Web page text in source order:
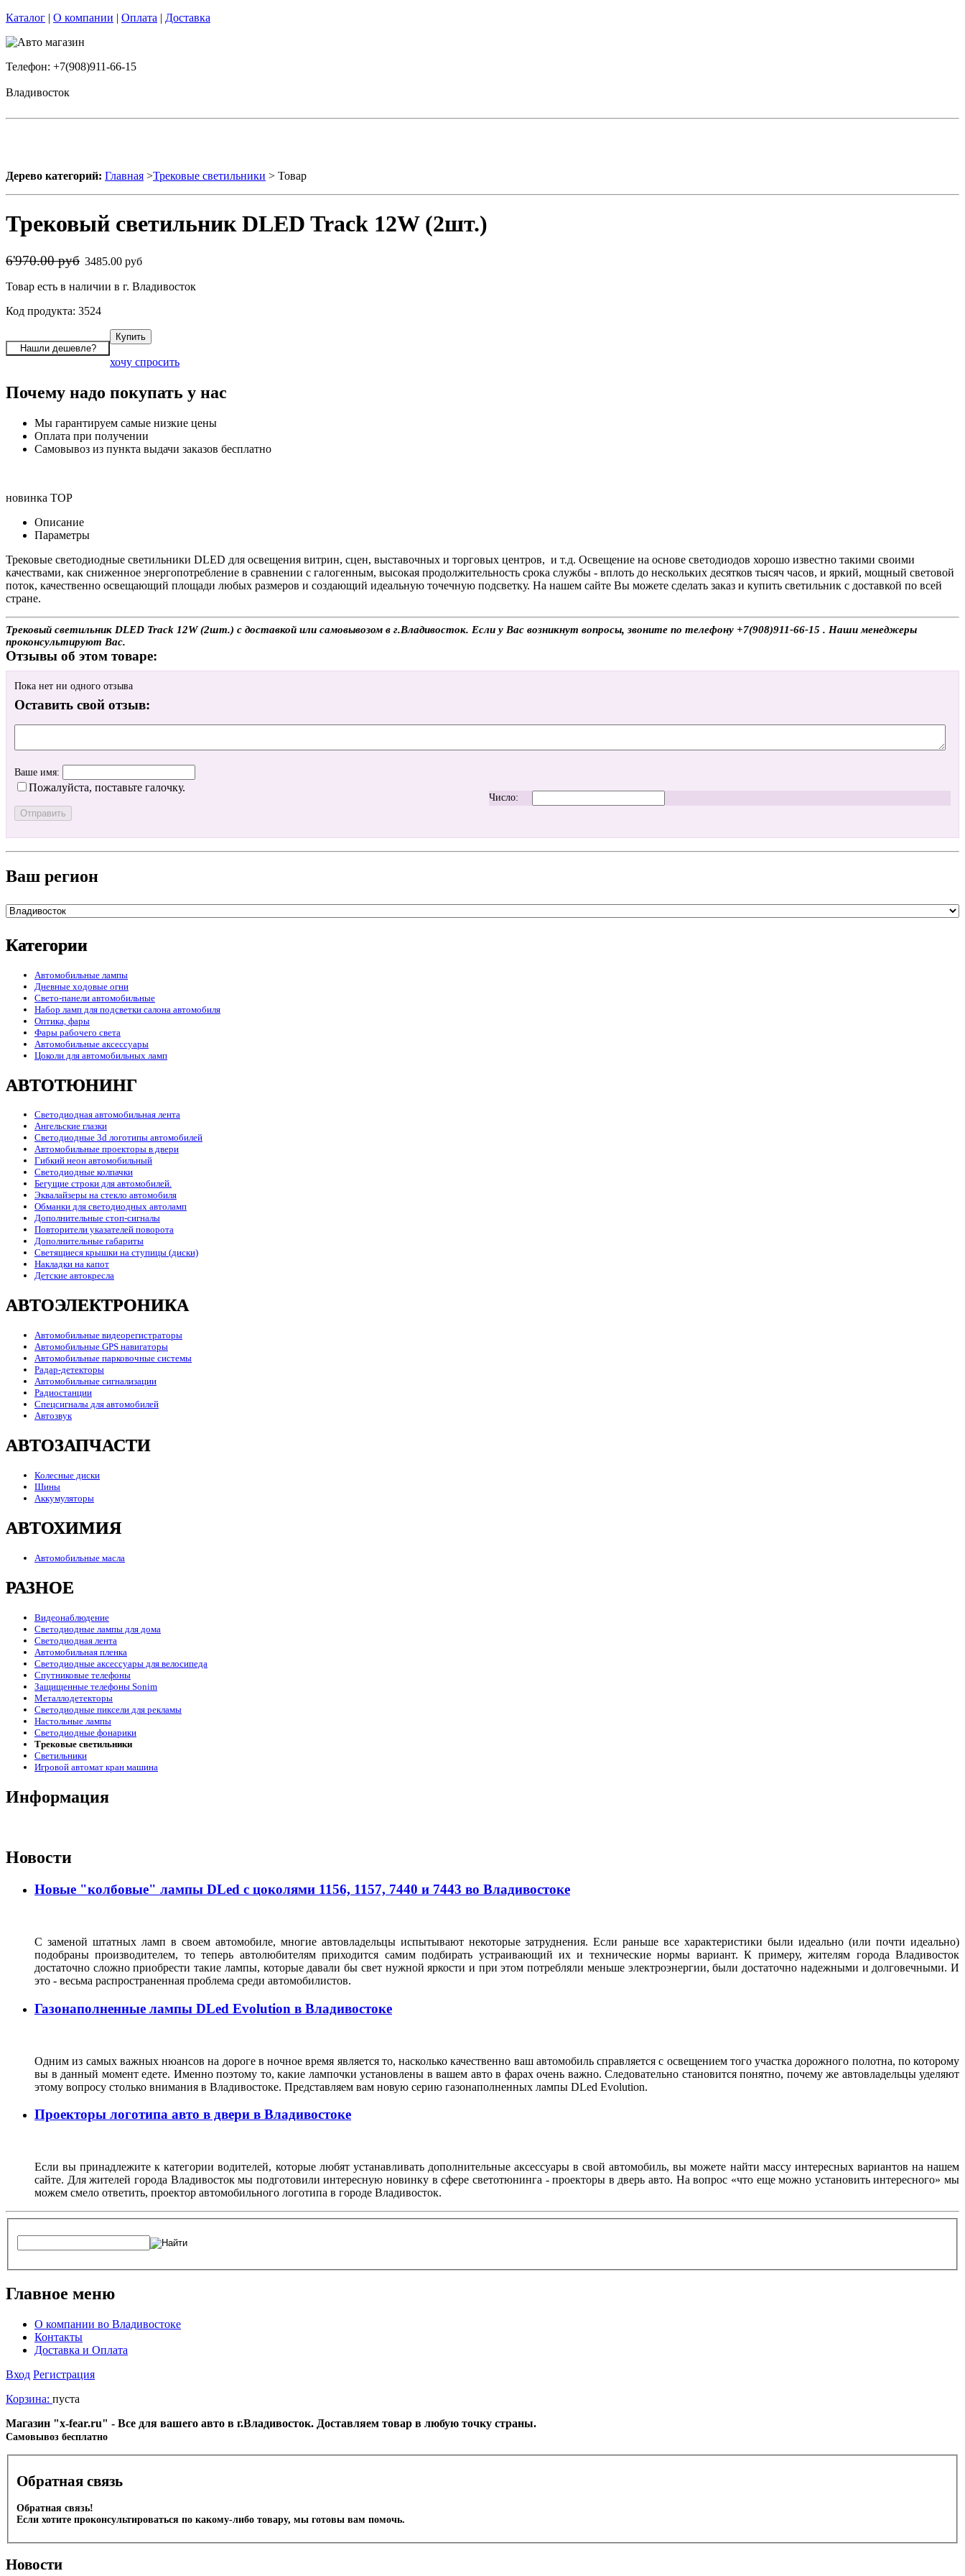
Каталог | О компании | Оплата | Доставка
Телефон: +7(908)911-66-15
Владивосток
Дерево категорий: Главная >Трековые светильники > Товар
Трековый светильник DLED Track 12W (2шт.)
6'970.00 руб 3485.00 руб
Товар есть в наличии в г. Владивосток
Код продукта: 3524
хочу спросить
Почему надо покупать у нас
Мы гарантируем самые низкие цены
Оплата при получении
Самовывоз из пункта выдачи заказов бесплатно
новинка TOP
Описание
Параметры
Трековые светодиодные светильники DLED для освещения витрин, сцен, выставочных и торговых центров, и т.д. Освещение на основе светодиодов хорошо известно такими своими
качествами, как сниженное энергопотребление в сравнении с галогенным, высокая продолжительность срока службы - вплоть до нескольких десятков тысяч часов, и яркий, мощный световой
поток, качественно освещающий площади любых размеров и создающий идеальную точечную подсветку. На нашем сайте Вы можете сделать заказ и купить светильник с доставкой по всей
стране.
Трековый светильник DLED Track 12W (2шт.) с доставкой или самовывозом в г.Владивосток. Если у Вас возникнут вопросы, звоните по телефону +7(908)911-66-15 . Наши менеджеры
проконсультируют Вас.
Отзывы об этом товаре:
Пока нет ни одного отзыва
Оставить свой отзыв:
Ваше имя:
Пожалуйста, поставьте галочку.
Число:
Ваш регион
Категории
Автомобильные лампы
Дневные ходовые огни
Свето-панели автомобильные
Набор ламп для подсветки салона автомобиля
Оптика, фары
Фары рабочего света
Автомобильные аксессуары
Цоколи для автомобильных ламп
АВТОТЮНИНГ
Светодиодная автомобильная лента
Ангельские глазки
Светодиодные 3d логотипы автомобилей
Автомобильные проекторы в двери
Гибкий неон автомобильный
Светодиодные колпачки
Бегущие строки для автомобилей.
Эквалайзеры на стекло автомобиля
Обманки для светодиодных автоламп
Дополнительные стоп-сигналы
Повторители указателей поворота
Дополнительные габариты
Светящиеся крышки на ступицы (диски)
Накладки на капот
Детские автокресла
АВТОЭЛЕКТРОНИКА
Автомобильные видеорегистраторы
Автомобильные GPS навигаторы
Автомобильные парковочные системы
Радар-детекторы
Автомобильные сигнализации
Радиостанции
Спецсигналы для автомобилей
Автозвук
АВТОЗАПЧАСТИ
Колесные диски
Шины
Аккумуляторы
АВТОХИМИЯ
Автомобильные масла
РАЗНОЕ
Видеонаблюдение
Светодиодные лампы для дома
Светодиодная лента
Автомобильная пленка
Светодиодные аксессуары для велосипеда
Спутниковые телефоны
Защищенные телефоны Sonim
Металлодетекторы
Светодиодные пиксели для рекламы
Настольные лампы
Светодиодные фонарики
Трековые светильники
Светильники
Игровой автомат кран машина
Информация
Новости
Новые "колбовые" лампы DLed с цоколями 1156, 1157, 7440 и 7443 во Владивостоке
С заменой штатных ламп в своем автомобиле, многие автовладельцы испытывают некоторые затруднения. Если раньше все характеристики были идеально (или почти идеально)
подобраны производителем, то теперь автолюбителям приходится самим подбирать устраивающий их и технические нормы вариант. К примеру, жителям города Владивосток
достаточно сложно приобрести такие лампы, которые давали бы свет нужной яркости и при этом потребляли меньше электроэнергии, были достаточно надежными и долговечными. И
это - весьма распространенная проблема среди автомобилистов.
Газонаполненные лампы DLed Evolution в Владивостоке
Одним из самых важных нюансов на дороге в ночное время является то, насколько качественно ваш автомобиль справляется с освещением того участка дорожного полотна, по которому
вы в данный момент едете. Именно поэтому то, какие лампочки установлены в вашем авто в фарах очень важно. Следовательно становится понятно, почему же автовладельцы уделяют
этому вопросу столько внимания в Владивостоке. Представляем вам новую серию газонаполненных лампы DLed Evolution.
Проекторы логотипа авто в двери в Владивостоке
Если вы принадлежите к категории водителей, которые любят устанавливать дополнительные аксессуары в свой автомобиль, вы можете найти массу интересных вариантов на нашем
сайте. Для жителей города Владивосток мы подготовили интересную новинку в сфере светотюнинга - проекторы в дверь авто. На вопрос «что еще можно установить интересного» мы
можем смело ответить, проектор автомобильного логотипа в городе Владивосток.
Главное меню
О компании во Владивостоке
Контакты
Доставка и Оплата
Вход Регистрация
Корзина: пуста
Магазин "x-fear.ru" - Все для вашего авто в г.Владивосток. Доставляем товар в любую точку страны.
Cамовывоз бесплатно
Обратная связь
Обратная связь!
Если хотите проконсультироваться по какому-либо товару, мы готовы вам помочь.
Новости